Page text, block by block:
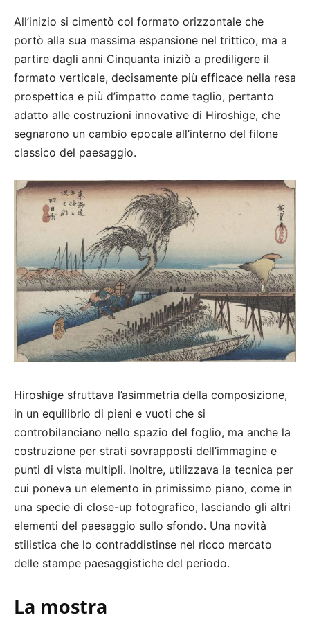
All’inizio si cimentò col formato orizzontale che
portò alla sua massima espansione nel trittico, ma a
partire dagli anni Cinquanta iniziò a prediligere il
formato verticale, decisamente più efficace nella resa
prospettica e più d’impatto come taglio, pertanto
adatto alle costruzioni innovative di Hiroshige, che
segnarono un cambio epocale all’interno del filone
classico del paesaggio.
Hiroshige sfruttava l’asimmetria della composizione,
in un equilibrio di pieni e vuoti che si
controbilanciano nello spazio del foglio, ma anche la
costruzione per strati sovrapposti dell’immagine e
punti di vista multipli. Inoltre, utilizzava la tecnica per
cui poneva un elemento in primissimo piano, come in
una specie di close-up fotografico, lasciando gli altri
elementi del paesaggio sullo sfondo. Una novità
stilistica che lo contraddistinse nel ricco mercato
delle stampe paesaggistiche del periodo.
La mostra